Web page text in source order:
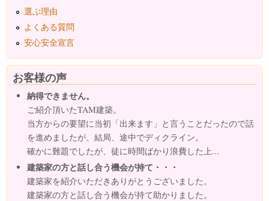
選ぶ理由
よくある質問
安心安全宣言
お客様の声
納得できません。
ご紹介頂いたTAM建築。
当方からの要望に当初「出来ます」と言うことだったので話
を進めましたが、結局、途中でディクライン。
確かに難題でしたが、徒に時間ばかり浪費した上...
建築家の方と話し合う機会が持て・・・
建築家を紹介いただきありがとうございました。
建築家の方と話し合う機会が持て助かりました。